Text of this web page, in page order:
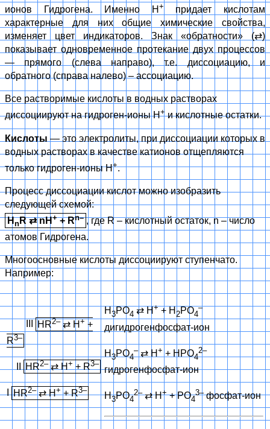
ионов Гидрогена. Именно H +
придает кислотам
характерные для них общие химические свойства,
изменяет цвет индикаторов. Знак «обратности» (⇄)
показывает одновременное протекание двух процессов
— прямого (слева направо), т.е. диссоциацию, и
обратного (справа налево) – ассоциацию.
Все растворимые кислоты в водных растворах
диссоциируют на гидроген-ионы H+и кислотные остатки.
Кислоты — это электролиты, при диссоциации которых в
водных растворах в качестве катионов отщепляются
только гидроген-ионы H+.
Процесс диссоциации кислот можно изобразить
следующей схемой:
HnR⇄nH++ Rn– , где R – кислотный остаток, n – число
атомов Гидрогена.
Многоосновные кислоты диссоциируют ступенчато.
Например:
HR2– ⇄ H + +
R3–
HR2– ⇄ H + + R3–
IHR2– ⇄H++ R3–
H 3PO4 ⇄ H + + H 2PO4
–
дигидрогенфосфат-ион
H 3PO4
– ⇄ H + + HPO4
2–
гидрогенфосфат-ион
H3PO4
2– ⇄H++ PO4
3–фосфат-ион